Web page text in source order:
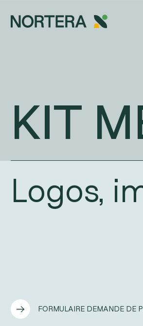
Aller au contenu principal
KIT
Logos,
FORMULAIRE DEMANDE DE